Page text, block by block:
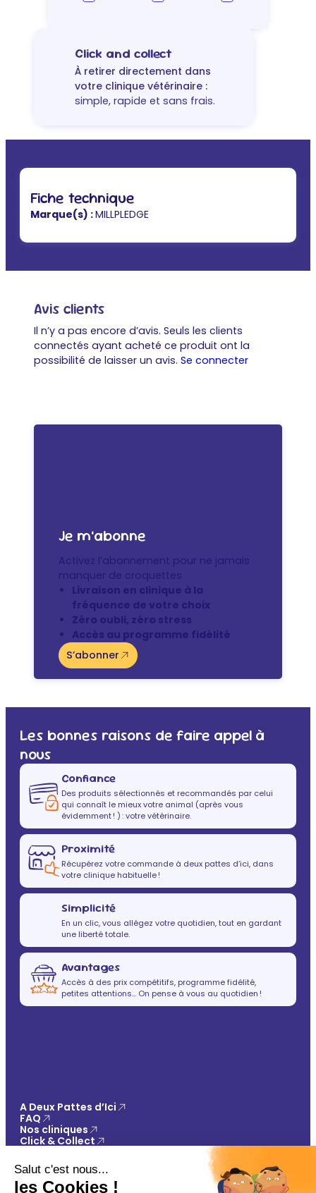
Click and collect
À retirer directement dans
votre clinique vétérinaire :
simple, rapide et sans frais.
Fiche technique
Marque(s) :MILLPLEDGE
Avis clients
Il n’y a pas encore d’avis. Seuls les clients
connectés ayant acheté ce produit ont la
possibilité de laisser un avis. Se connecter
Je m’abonne
Activez l’abonnement pour ne jamais
manquer de croquettes
Livraison en clinique à la
fréquence de votre choix
Zéro oubli, zéro stress
Accès au programme fidélité
S’abonner
Les bonnes raisons de faire appel à
nous
Confiance
Des produits sélectionnés et recommandés par celui
qui connaît le mieux votre animal (après vous
évidemment ! ) : votre vétérinaire.
Proximité
Récupérez votre commande à deux pattes d’ici, dans
votre clinique habituelle !
Simplicité
En un clic, vous allégez votre quotidien, tout en gardant
une liberté totale.
Avantages
Accès à des prix compétitifs, programme fidélité,
petites attentions… On pense à vous au quotidien !
A Deux Pattes d’Ici
FAQ
Nos cliniques
Click & Collect
Vos avantages
Conseils